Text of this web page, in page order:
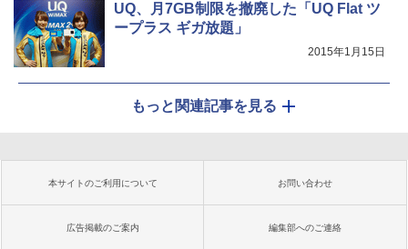
UQ、月7GB制限を撤廃した「UQ Flat ツ
ープラス ギガ放題」
2015年1月15日
もっと関連記事を見る
本サイトのご利用について お問い合わせ
広告掲載のご案内 編集部へのご連絡